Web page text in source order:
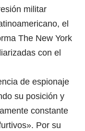
militar
el
The New York
con el
de espionaje
su posición y
constante
Por su